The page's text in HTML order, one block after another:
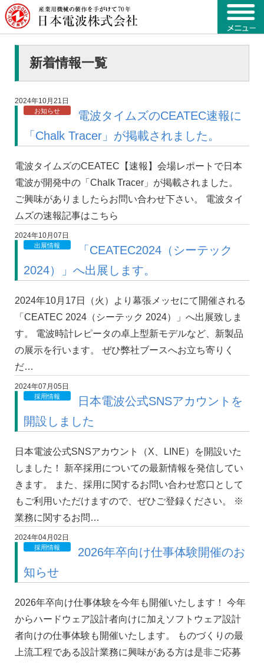
新着情報一覧
2024年10月21日
お知らせ
電波タイムズのCEATEC速報に
「Chalk Tracer」が掲載されました。
電波タイムズのCEATEC【速報】会場レポートで日本
電波が開発中の「Chalk Tracer」が掲載されました。
ご興味がありましたらお問い合わせ下さい。 電波タイ
ムズの速報記事はこちら
2024年10月07日
出展情報
「CEATEC2024（シーテック
2024）」へ出展します。
2024年10月17日（火）より幕張メッセにて開催される
「CEATEC 2024（シーテック 2024）」へ出展致しま
す。 電波時計レピータの卓上型新モデルなど、新製品
の展示を行います。 ぜひ弊社ブースへお立ち寄りく
だ…
2024年07月05日
採用情報
日本電波公式SNSアカウントを
開設しました
日本電波公式SNSアカウント（X、LINE）を開設いた
しました！ 新卒採用についての最新情報を発信してい
きます。 また、採用に関するお問い合わせ窓口として
もご利用いただけますので、ぜひご登録ください。 ※
業務に関するお問…
2024年04月02日
採用情報
2026年卒向け仕事体験開催のお
知らせ
2026年卒向け仕事体験を今年も開催いたします！ 今年
からハードウェア設計者向けに加えソフトウェア設計
者向けの仕事体験も開催いたします。 ものづくりの最
上流工程である設計業務に興味がある方は是非ご応募